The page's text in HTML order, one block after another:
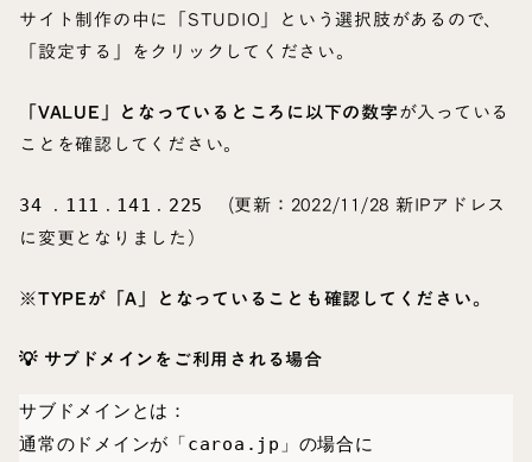
サイト制作の中に「STUDIO」という選択肢があるので、
「設定する」をクリックしてください。
「VALUE」となっているところに以下の数字が入っている
ことを確認してください。
34 . 111 . 141 . 225
(更新：2022/11/28 新IPアドレス
に変更となりました）
※TYPEが「A」となっていることも確認してください。
💡 サブドメインをご利用される場合
サブドメインとは：
通常のドメインが「caroa.jp」の場合に